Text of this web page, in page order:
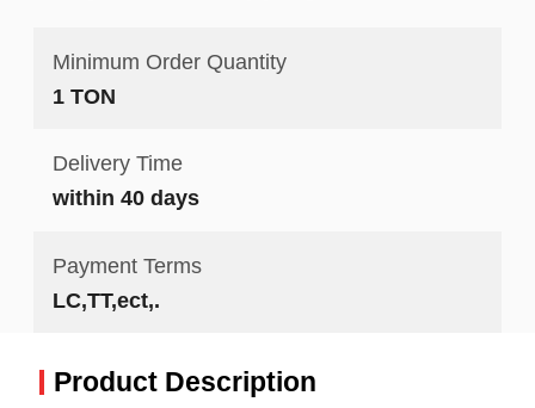
Minimum Order Quantity
1 TON
Delivery Time
within 40 days
Payment Terms
LC,TT,ect,.
Product Description